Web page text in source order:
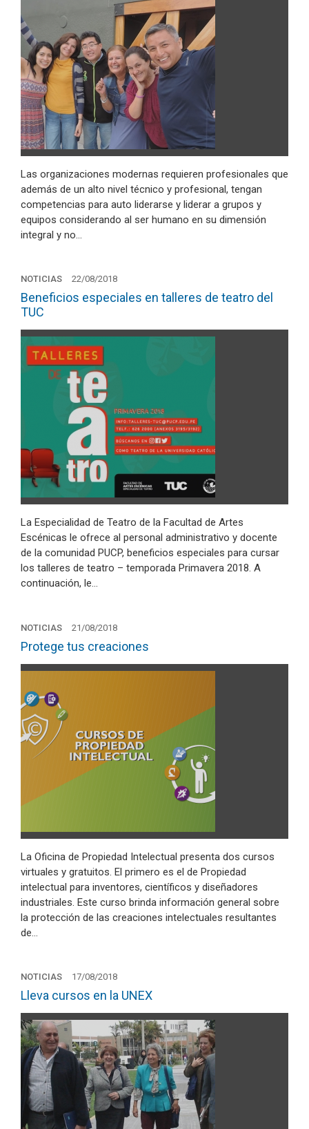
Las organizaciones modernas requieren profesionales que
además de un alto nivel técnico y profesional, tengan
competencias para auto liderarse y liderar a grupos y
equipos considerando al ser humano en su dimensión
integral y no…
NOTICIAS 22/08/2018
Beneficios especiales en talleres de teatro del
TUC
La Especialidad de Teatro de la Facultad de Artes
Escénicas le ofrece al personal administrativo y docente
de la comunidad PUCP, beneficios especiales para cursar
los talleres de teatro – temporada Primavera 2018. A
continuación, le…
NOTICIAS 21/08/2018
Protege tus creaciones
La Oficina de Propiedad Intelectual presenta dos cursos
virtuales y gratuitos. El primero es el de Propiedad
intelectual para inventores, científicos y diseñadores
industriales. Este curso brinda información general sobre
la protección de las creaciones intelectuales resultantes
de…
NOTICIAS 17/08/2018
Lleva cursos en la UNEX